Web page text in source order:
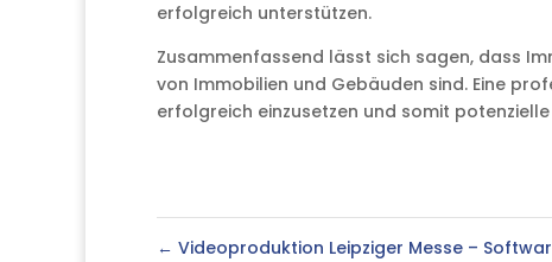
erfolgreich unterstützen.
Zusammenfassend lässt sich sagen, dass
von Immobilien und Gebäuden sind. Eine
erfolgreich einzusetzen und somit potenzielle
← Videoproduktion Leipziger Messe –